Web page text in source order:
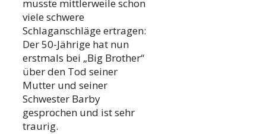
musste mittlerweile schon
viele schwere
Schlaganschläge ertragen:
Der 50-Jährige hat nun
erstmals bei „Big Brother“
über den Tod seiner
Mutter und seiner
Schwester Barby
gesprochen und ist sehr
traurig.